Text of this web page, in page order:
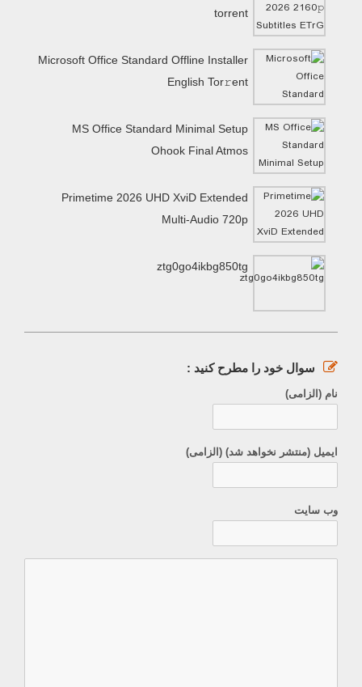
torrent
Microsoft Office Standard Offline Installer
English Tor𝚛ent
MS Office Standard Minimal Setup
Ohook Final Atmos
Primetime 2026 UHD XviD Extended
Multi-Audio 720p
ztg0go4ikbg850tg
سوال خود را مطرح کنید :
نام (الزامی)
ایمیل (منتشر نخواهد شد) (الزامی)
وب سایت